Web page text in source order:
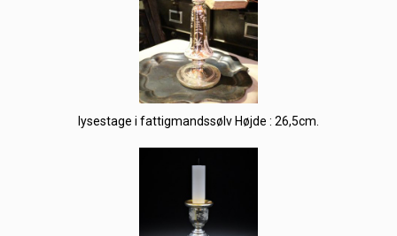
lysestage i fattigmandssølv Højde : 26,5cm.